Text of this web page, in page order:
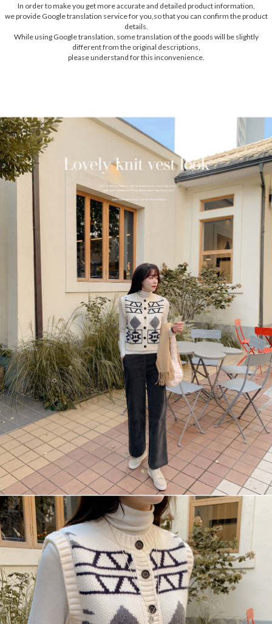
In order to make you get more accurate and detailed product information,
we provide Google translation service for you,so that you can confirm the product
details.
While using Google translation, some translation of the goods will be slightly
different from the original descriptions,
please understand for this inconvenience.